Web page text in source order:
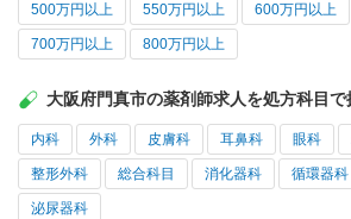
500万円以上 550万円以上 600万円以上
700万円以上 800万円以上
大阪府門真市の薬剤師求人を処方科目で
内科 外科 皮膚科 耳鼻科 眼科
整形外科 総合科目 消化器科 循環器科
泌尿器科